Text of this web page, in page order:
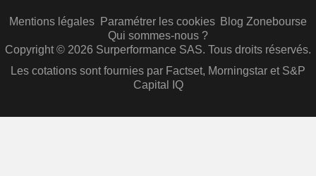
Mentions légales Paramétrer les cookies Blog Zonebourse
Qui sommes-nous ?
Copyright © 2026 Surperformance SAS. Tous droits réservés.
Les cotations sont fournies par Factset, Morningstar et S&P
Capital IQ